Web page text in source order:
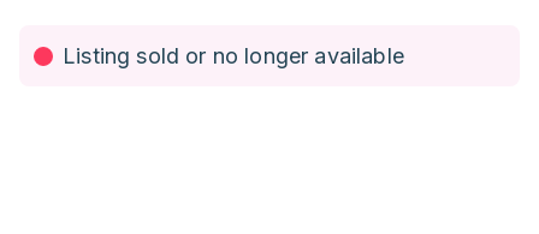
Listing sold or no longer available